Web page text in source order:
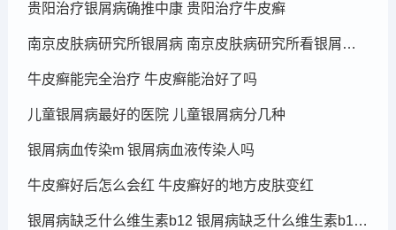
贵阳治疗银屑病确推中康 贵阳治疗牛皮癣
南京皮肤病研究所银屑病 南京皮肤病研究所看银屑病哪个医生厉害
牛皮癣能完全治疗 牛皮癣能治好了吗
儿童银屑病最好的医院 儿童银屑病分几种
银屑病血传染m 银屑病血液传染人吗
牛皮癣好后怎么会红 牛皮癣好的地方皮肤变红
银屑病缺乏什么维生素b12 银屑病缺乏什么维生素b12可以补充